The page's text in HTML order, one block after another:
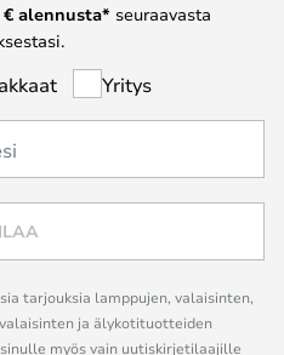
€ alennusta* seuraavasta
Yritys
tarjouksia lamppujen, valaisinten,
ja älykotituotteiden
myös vain uutiskirjetilaajille